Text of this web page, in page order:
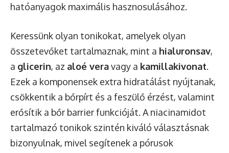
hatóanyagok maximális hasznosulásához.
Keressünk olyan tonikokat, amelyek olyan
összetevőket tartalmaznak, mint a hialuronsav,
a glicerin, az aloé veravagy a kamillakivonat.
Ezek a komponensek extra hidratálást nyújtanak,
csökkentik a bőrpírt és a feszülő érzést, valamint
erősítik a bőr barrier funkcióját. A niacinamidot
tartalmazó tonikok szintén kiváló választásnak
bizonyulnak, mivel segítenek a pórusok